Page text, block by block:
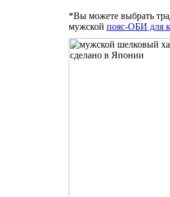
*Вы можете выбрать
мужской пояс-ОБИ для